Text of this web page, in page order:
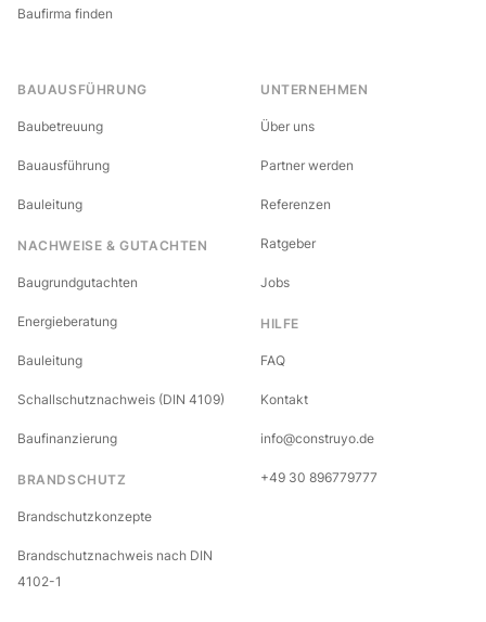
Baufirma finden
BAUAUSFÜHRUNG
Baubetreuung
Bauausführung
Bauleitung
NACHWEISE & GUTACHTEN
Baugrundgutachten
Energieberatung
Bauleitung
Schallschutznachweis (DIN 4109)
Baufinanzierung
BRANDSCHUTZ
Brandschutzkonzepte
Brandschutznachweis nach DIN
4102-1
UNTERNEHMEN
Über uns
Partner werden
Referenzen
Ratgeber
Jobs
HILFE
FAQ
Kontakt
info@construyo.de
+49 30 896779777